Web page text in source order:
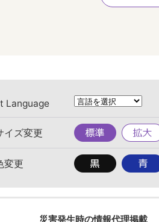
Language
イズ変更
標
準
拡
大
変更
背
景
色
背
景
色
災害発生時の情報代理掲載